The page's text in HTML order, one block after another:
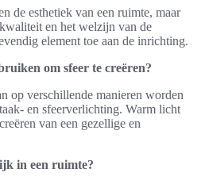
de esthetiek van een ruimte, maar
en het welzijn van de
element toe aan de inrichting.
om sfeer te creëren?
op verschillende manieren worden
en sfeerverlichting. Warm licht
van een gezellige en
in een ruimte?